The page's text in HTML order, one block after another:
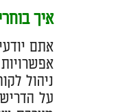
איך
אתם
ניהול
על